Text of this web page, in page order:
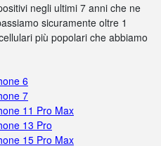
negli ultimi 7 anni che ne
sicuramente oltre 1
più popolari che abbiamo
6
7
11 Pro Max
13 Pro
15 Pro Max